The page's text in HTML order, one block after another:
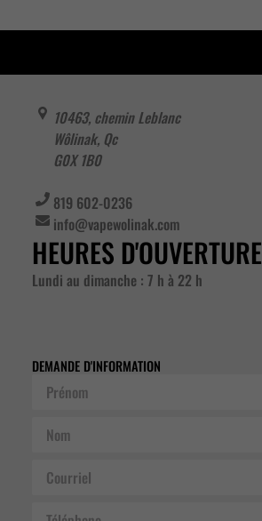
10463, chemin Leblanc
Wôlinak, Qc
G0X 1B0
819 602-0236
info@vapewolinak.com
HEURES D'OUVERTURE
Lundi au dimanche : 7 h à 22 h
DEMANDE D'INFORMATION
Prénom
Nom
Courriel
Téléphone